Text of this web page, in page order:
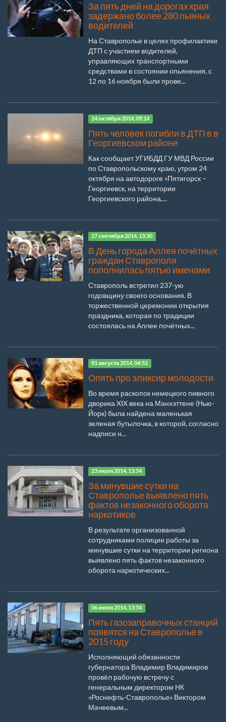
За пять дней на дорогах края
задержано более 280 пьяных
водителей
На Ставрополье в целях профилактики
ДТП с участием водителей,
управляющих транспортными
средствами в состоянии опьянения, с
12 по 16 ноября были прове...
24 октября 2014, 09:14
Пять человек погибли в ДТП в в
Георгиевском районе
Как сообщает УГИБДД ГУ МВД России
по Ставропольскому краю, утром 24
октября на автодороге «Пятигорск –
Георгиевск, на территории
Георгиевского района,...
27 сентября 2014, 13:30
В День города Аллея почётных
граждан Ставрополя
пополнилась пятью именами
Ставрополь встретил 237-ую
годовщину своего основания. В
торжественной церемонии открытия
праздника, которая по традиции
состоялась на Аллее почётных...
01 августа 2014, 04:52
Опять про эликсир молодости
Во время раскопок немецкого пивного
дворика XIX века на Манхэттене (Нью-
Йорк) была найдена маленькая
зеленая бутылочка, в которой, согласно
надписи н...
23 июля 2014, 13:54
За минувшие сутки на
Ставрополье выявлено пять
фактов незаконного оборота
наркотиков
В результате организованной
сотрудниками полиции работы за
минувшие сутки на территории региона
выявлено пять фактов незаконного
оборота наркотических...
06 июня 2014, 13:54
Пять газозаправочных станций
появятся на Ставрополье в
2015 году
Исполняющий обязанности
губернатора Владимир Владимиров
провёл рабочую встречу с
генеральным директором НК
«Роснефть-Ставрополье» Виктором
Мачеевым...